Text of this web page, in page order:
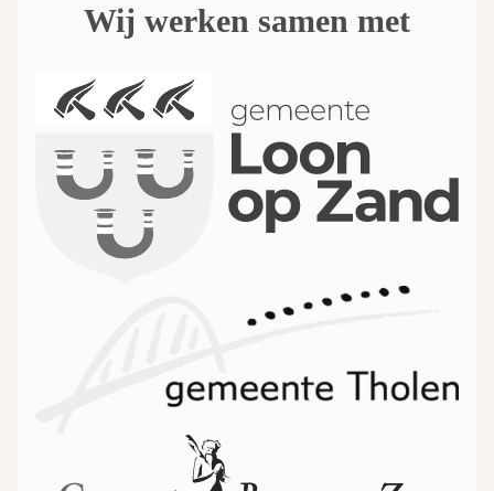
Wij werken samen met